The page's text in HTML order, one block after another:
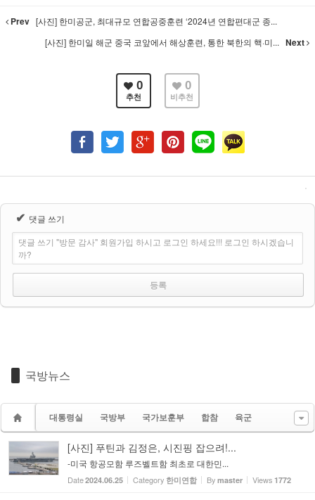
Prev [사진] 한미공군, 최대규모 연합공중훈련 ‘2024년 연합편대군 종...
[사진] 한미일 해군 중국 코앞에서 해상훈련, 통한 북한의 핵·미... Next
0
추천
0
비추천
✔ 댓글 쓰기
댓글 쓰기 "방문 감사" 회원가입 하시고 로그인 하세요!!! 로그인 하시겠습니
까?
국방뉴스
대통령실 국방부 국가보훈부 합참 육군
[사진] 푸틴과 김정은, 시진핑 잡으려!...
-미국 항공모함 루즈벨트함 최초로 대한민...
Date2024.06.25 Category 한미연합 By master Views 1772